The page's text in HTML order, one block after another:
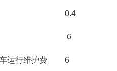
待费 0.4
车费 6
车运行维护费 6